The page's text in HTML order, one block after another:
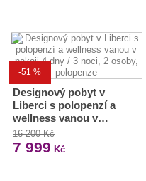
-51 %
Designový pobyt v
Liberci s polopenzí a
wellness vanou v…
16 200 Kč
7 999 Kč